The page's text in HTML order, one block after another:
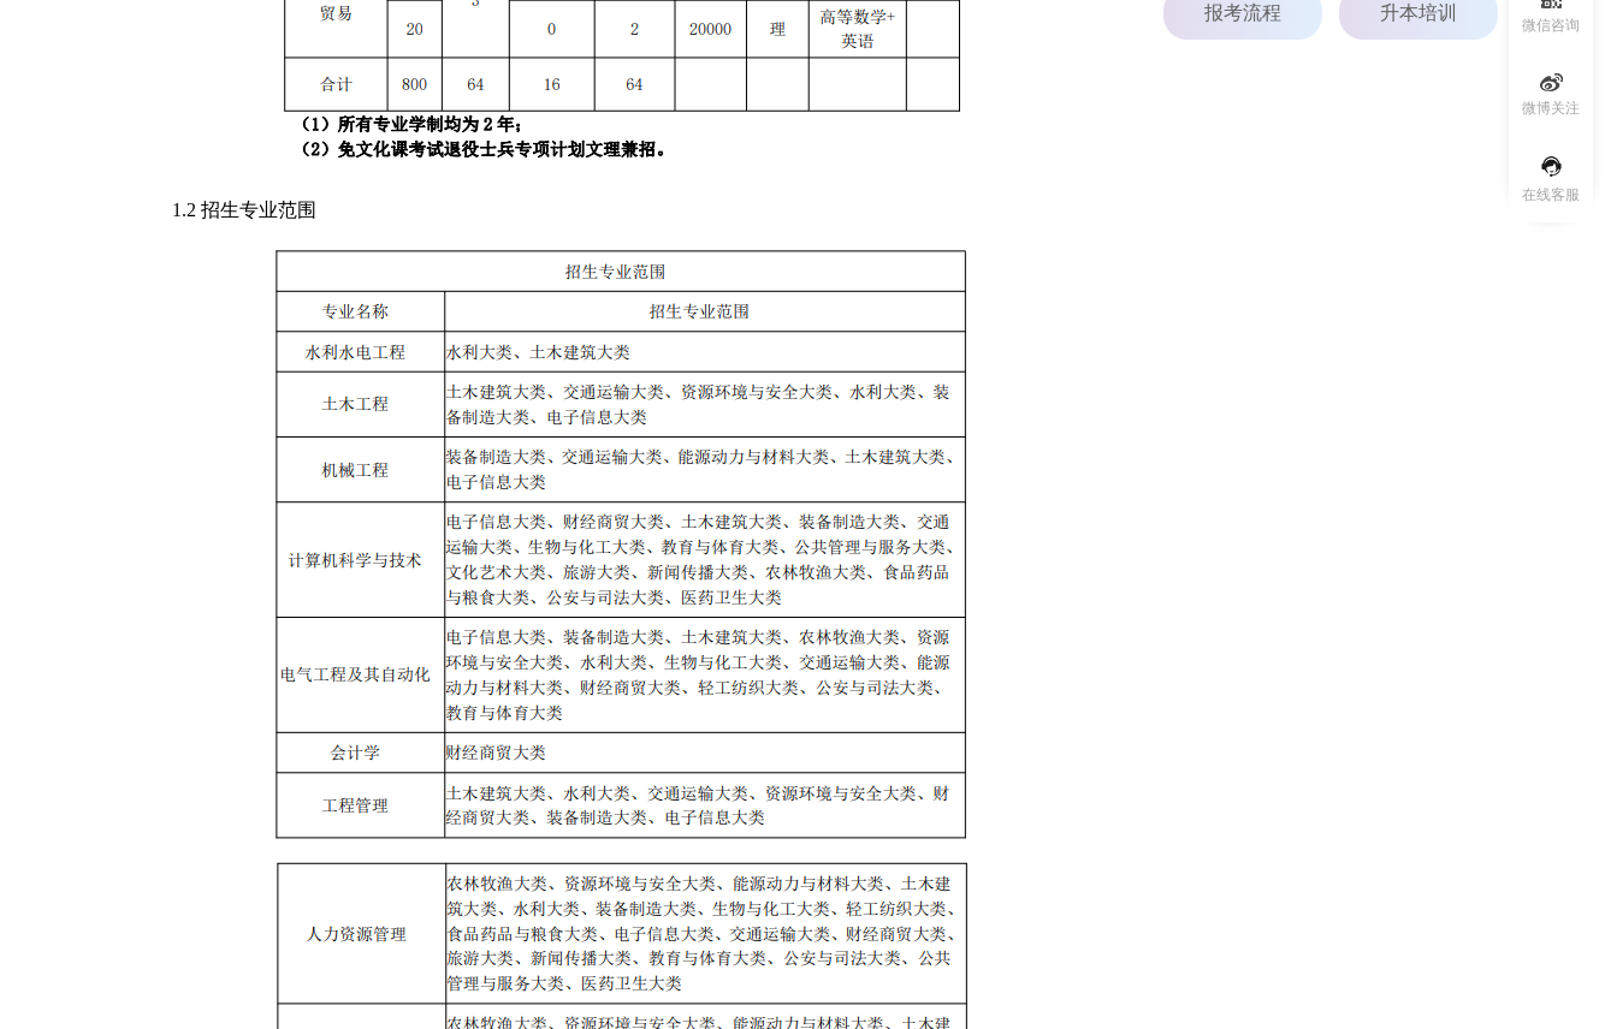
微信咨询
微博关注
在线客服
1.2 招生专业范围
报考流程 升本培训